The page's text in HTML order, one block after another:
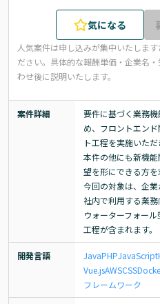
気になる
人気案件は申し込みが集中いたしま
ださい。 具体的な報酬単価・企業名
わせ後に説明いたします。
案件詳細
要件に基づく業務
め、フロントエン
ト工程を実施いただ
本件の他にも新機
望を形にできる方を
今回の対象は、企業
社内で利用する業務
ウォーターフォー
工程が含まれます。
開発言語 JavaPHPJavaScript
Vue.jsAWSCSS
フレームワーク